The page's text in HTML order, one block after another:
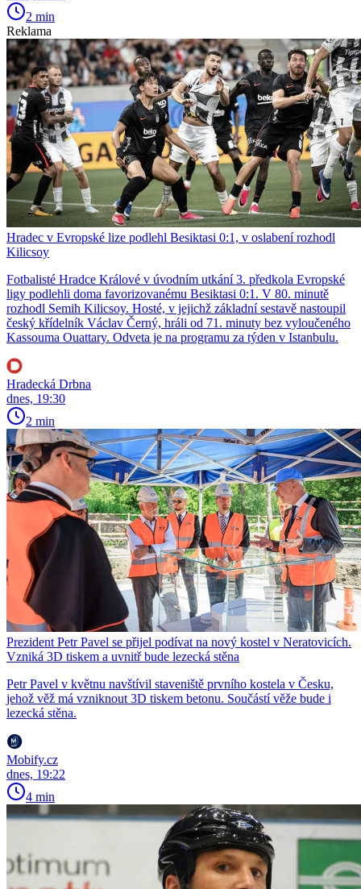
2 min
Reklama
Hradec v Evropské lize podlehl Besiktasi 0:1, v oslabení rozhodl
Kilicsoy
Fotbalisté Hradce Králové v úvodním utkání 3. předkola Evropské
ligy podlehli doma favorizovanému Besiktasi 0:1. V 80. minutě
rozhodl Semih Kilicsoy. Hosté, v jejichž základní sestavě nastoupil
český křídelník Václav Černý, hráli od 71. minuty bez vyloučeného
Kassouma Ouattary. Odveta je na programu za týden v Istanbulu.
Hradecká Drbna
dnes, 19:30
2 min
Prezident Petr Pavel se přijel podívat na nový kostel v Neratovicích.
Vzniká 3D tiskem a uvnitř bude lezecká stěna
Petr Pavel v květnu navštívil staveniště prvního kostela v Česku,
jehož věž má vzniknout 3D tiskem betonu. Součástí věže bude i
lezecká stěna.
Mobify.cz
dnes, 19:22
4 min